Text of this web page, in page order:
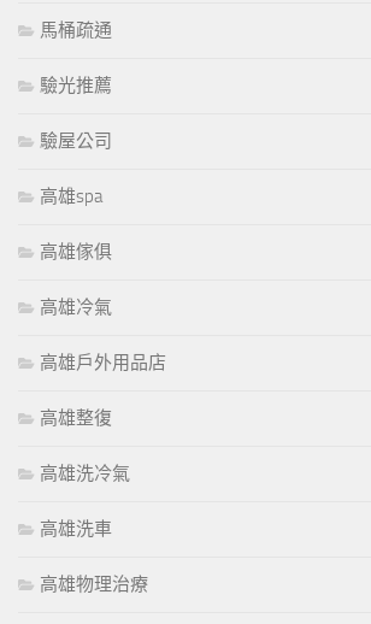
馬桶疏通
驗光推薦
驗屋公司
高雄spa
高雄傢俱
高雄冷氣
高雄戶外用品店
高雄整復
高雄洗冷氣
高雄洗車
高雄物理治療